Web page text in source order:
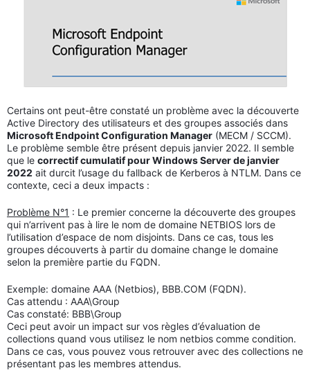
Certains ont peut-être constaté un problème avec la découverte
Active Directory des utilisateurs et des groupes associés dans
Microsoft Endpoint Configuration Manager (MECM / SCCM).
Le problème semble être présent depuis janvier 2022. Il semble
que le correctif cumulatif pour Windows Server de janvier
2022 ait durcit l’usage du fallback de Kerberos à NTLM. Dans ce
contexte, ceci a deux impacts :
Problème N°1 : Le premier concerne la découverte des groupes
qui n’arrivent pas à lire le nom de domaine NETBIOS lors de
l’utilisation d’espace de nom disjoints. Dans ce cas, tous les
groupes découverts à partir du domaine change le domaine
selon la première partie du FQDN.
Exemple: domaine AAA (Netbios), BBB.COM (FQDN).
Cas attendu : AAA\Group
Cas constaté: BBB\Group
Ceci peut avoir un impact sur vos règles d’évaluation de
collections quand vous utilisez le nom netbios comme condition.
Dans ce cas, vous pouvez vous retrouver avec des collections ne
présentant pas les membres attendus.